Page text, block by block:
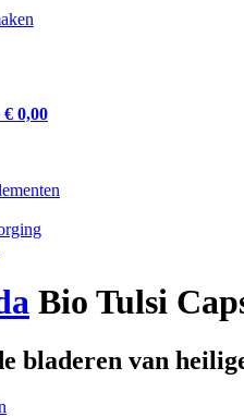
€ 0,00
Bio Tulsi
bladeren van